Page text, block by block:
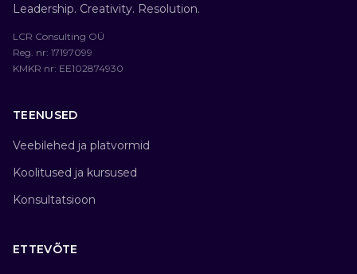
Leadership. Creativity. Resolution.
LCR Consulting OÜ
Reg. nr: 17197099
KMKR nr: EE102874930
TEENUSED
Veebilehed ja platvormid
Koolitused ja kursused
Konsultatsioon
ETTEVÕTE